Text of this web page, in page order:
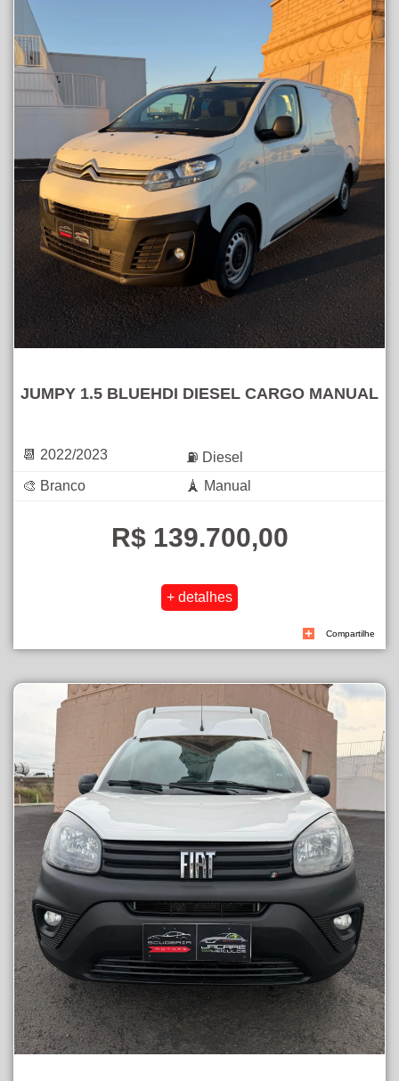
JUMPY 1.5 BLUEHDI DIESEL CARGO MANUAL
📆 2022/2023
⛽ Diesel
🎨 Branco
🗼 Manual
R$ 139.700,00
Compartilhe